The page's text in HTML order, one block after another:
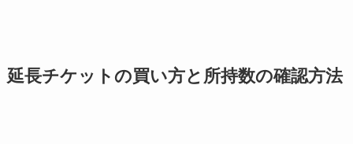
延長チケットの買い方と所持数の確認方法